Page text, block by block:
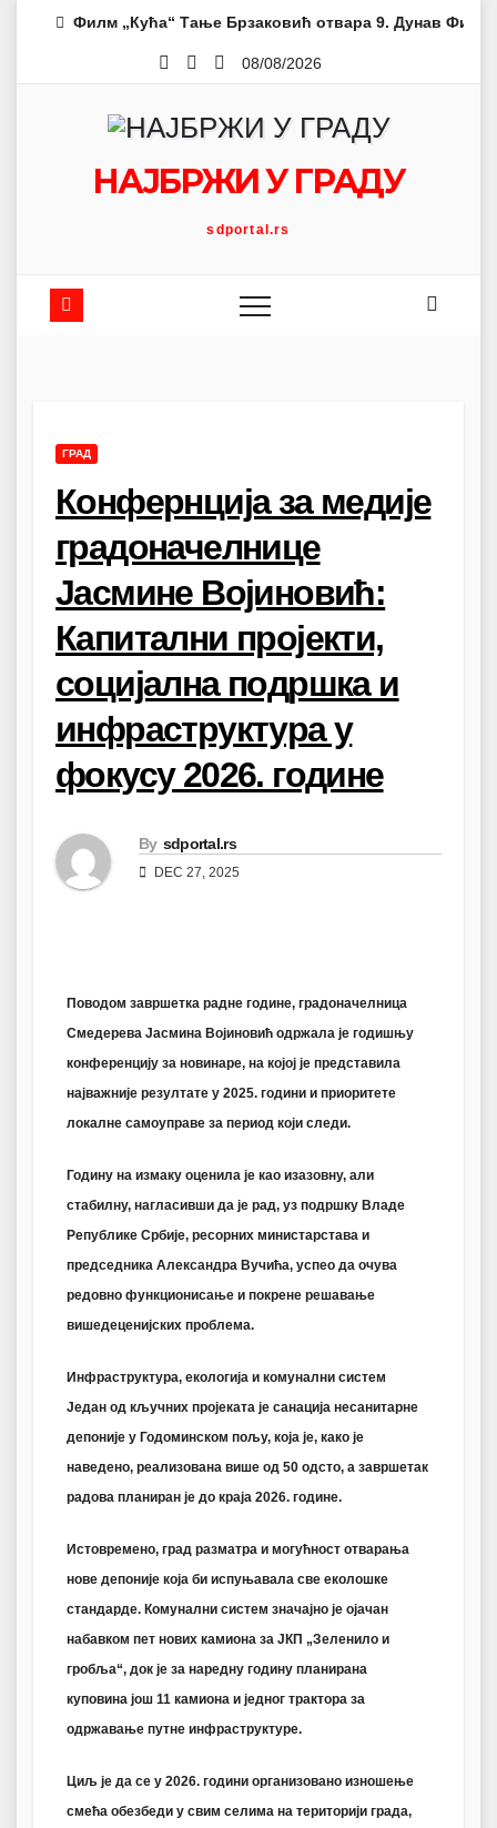
Филм „Кућа“ Тање Брзаковић отвара 9. Дунав Филм
08/08/2026
НАЈБРЖИ У ГРАДУ
sdportal.rs
ГРАД
Конфернција за медије
градоначелнице
Јасмине Војиновић:
Капитални пројекти,
социјална подршка и
инфраструктура у
фокусу 2026. године
By sdportal.rs
DEC 27, 2025
Поводом завршетка радне године, градоначелница
Смедерева Јасмина Војиновић одржала је годишњу
конференцију за новинаре, на којој је представила
најважније резултате у 2025. години и приоритете
локалне самоуправе за период који следи.
Годину на измаку оценила је као изазовну, али
стабилну, нагласивши да је рад, уз подршку Владе
Републике Србије, ресорних министарстава и
председника Александра Вучића, успео да очува
редовно функционисање и покрене решавање
вишедеценијских проблема.
Инфраструктура, екологија и комунални систем
Један од кључних пројеката је санација несанитарне
депоније у Годоминском пољу, која је, како је
наведено, реализована више од 50 одсто, а завршетак
радова планиран је до краја 2026. године.
Истовремено, град разматра и могућност отварања
нове депоније која би испуњавала све еколошке
стандарде. Комунални систем значајно је ојачан
набавком пет нових камиона за ЈКП „Зеленило и
гробља“, док је за наредну годину планирана
куповина још 11 камиона и једног трактора за
одржавање путне инфраструктуре.
Циљ је да се у 2026. години организовано изношење
смећа обезбеди у свим селима на територији града,